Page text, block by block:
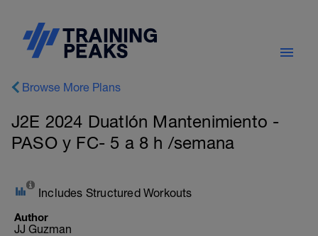
Browse More Plans
J2E 2024 Duatlón Mantenimiento -
PASO y FC- 5 a 8 h /semana
Includes Structured Workouts
Author
JJ Guzman